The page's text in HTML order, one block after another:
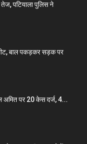
तेज, पटियाला पुलिस ने
बाल पकड़कर सड़क पर
अमित पर 20 केस दर्ज, 4...